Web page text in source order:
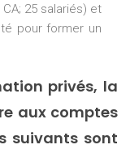
25 salariés) et
pour former un
privés, la
aux comptes
suivants sont